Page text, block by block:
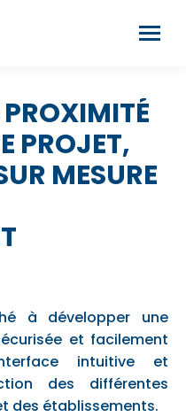
PROXIMITÉ
PROJET,
MESURE
à développer une
et facilement
intuitive et
des différentes
des établissements.